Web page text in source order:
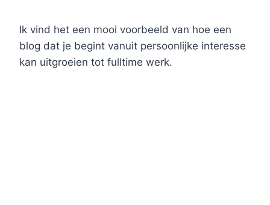
Ik vind het een mooi voorbeeld van hoe een
blog dat je begint vanuit persoonlijke interesse
kan uitgroeien tot fulltime werk.